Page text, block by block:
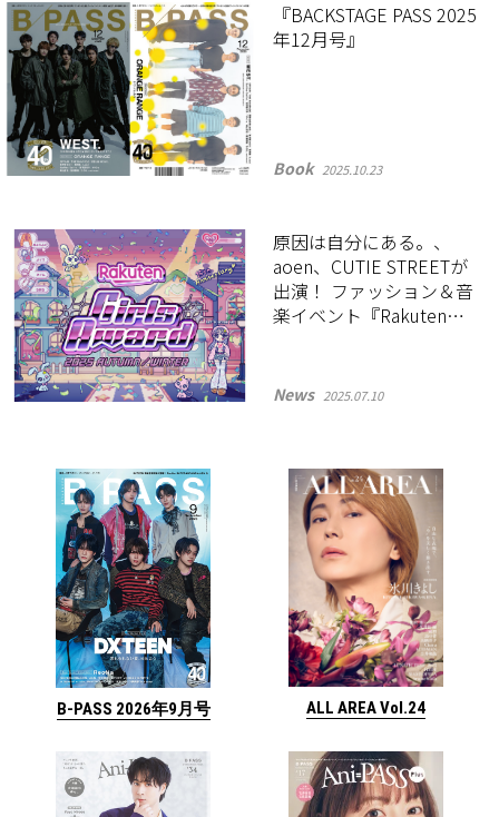
『BACKSTAGE PASS 2025
年12月号』
Book 2025.10.23
原因は自分にある。、
aoen、CUTIE STREETが
出演！ ファッション＆音
楽イベント『Rakuten
月に開催決定
News 2025.07.10
B-PASS 2026年9月号 ALL AREA Vol.24